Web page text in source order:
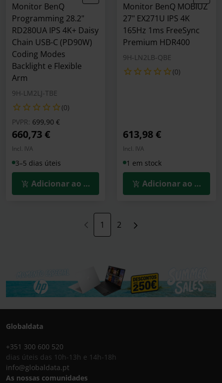
Monitor BenQ
Programming 28.2"
RD280UA IPS 4K+ Daisy
Chain USB-C (PD90W)
Coding Modes
Backlight e Flexible
Arm
9H-LM2LJ-TBE
(0)
PVPR: Preço reduzido de
699,90 €para
660,73 €
Incl. IVA
3–5 dias úteis
Adicionar ao Carrinho
Monitor BenQ MOBIUZ
27" EX271U IPS 4K
165Hz 1ms FreeSync
Premium HDR400
9H-LN2LB-QBE
(0)
613,98 €
Incl. IVA
1 em stock
Adicionar ao
1 2
Globaldata
+351 300 600 520
dias úteis das 10h-13h e 14h-18h
info@globaldata.pt
As nossas comunidades